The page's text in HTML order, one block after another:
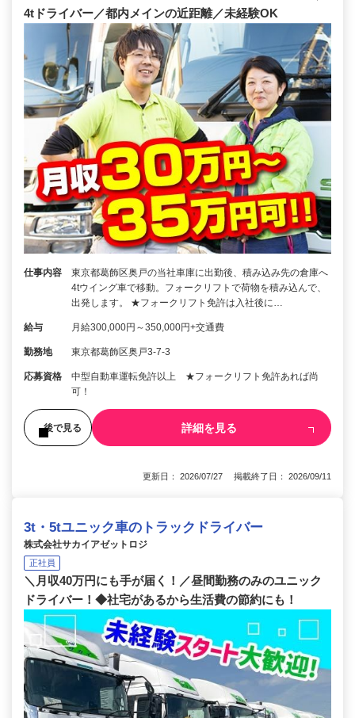
4tドライバー／都内メインの近距離／未経験OK
仕事内容
東京都葛飾区奥戸の当社車庫に出勤後、積み込み先の倉庫へ
4tウイング車で移動。フォークリフトで荷物を積み込んで、
出発します。 ★フォークリフト免許は入社後に…
給与 月給300,000円～350,000円+交通費
勤務地 東京都葛飾区奥戸3-7-3
応募資格
中型自動車運転免許以上 ★フォークリフト免許あれば尚
可！
後で見る 詳細を見る
更新日： 2026/07/27 掲載終了日： 2026/09/11
3t・5tユニック車のトラックドライバー
株式会社サカイアゼットロジ
正社員
＼月収40万円にも手が届く！／昼間勤務のみのユニック
ドライバー！◆社宅があるから生活費の節約にも！